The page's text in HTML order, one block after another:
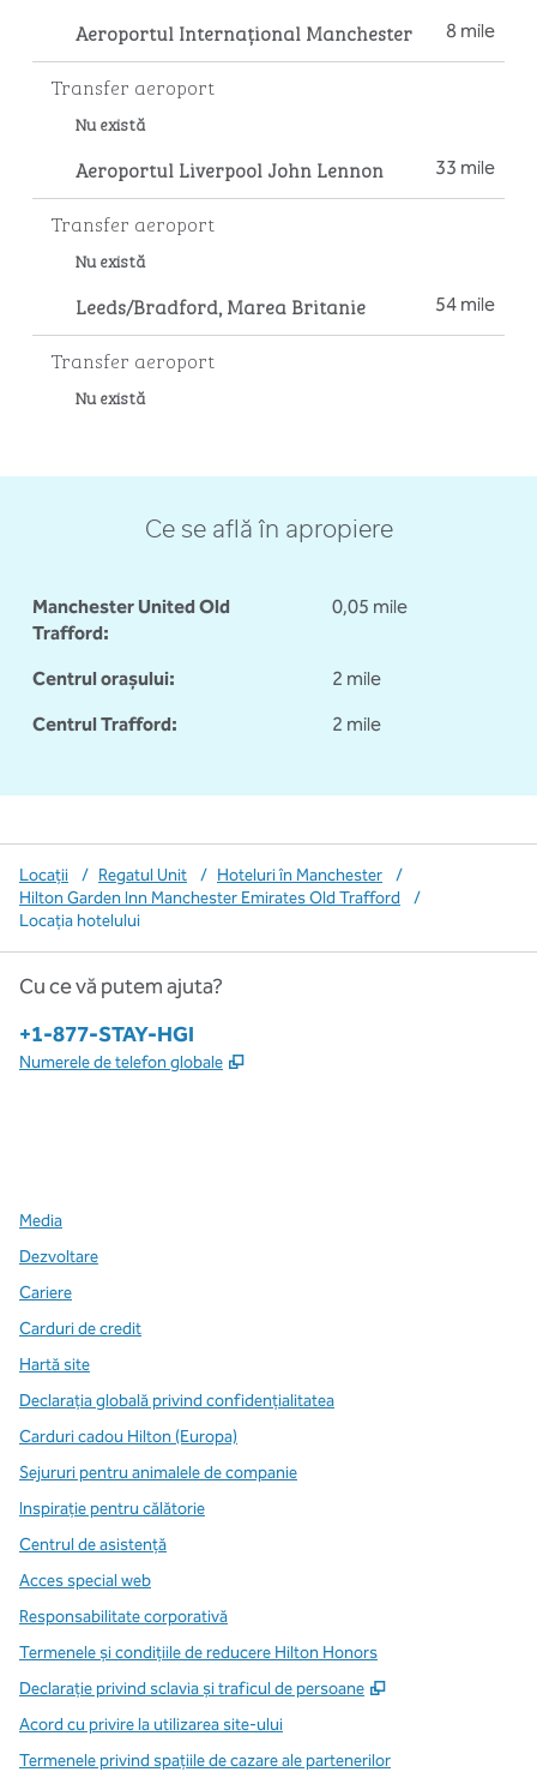
Aeroportul Internațional Manchester 8 mile
Transfer aeroport
Nu există
Aeroportul Liverpool John Lennon 33 mile
Transfer aeroport
Nu există
Leeds/Bradford, Marea Britanie 54 mile
Transfer aeroport
Nu există
Ce se află în apropiere
Manchester United Old
Trafford:
0,05 mile
Centrul orașului:
2 mile
Centrul Trafford:
2 mile
Locații / Regatul Unit / Hoteluri în Manchester
/
Hilton Garden Inn Manchester Emirates Old Trafford
/
Locația hotelului
Cu ce vă putem ajuta?
Telefon:
+1-877-STAY-HGI
Numerele de telefon globale ,
Media
Dezvoltare
Cariere
Carduri de credit
Hartă site
Declarația globală privind confidenţialitatea
Carduri cadou Hilton (Europa)
Sejururi pentru animalele de companie
Inspirație pentru călătorie
Centrul de asistență
Acces special web
Responsabilitate corporativă
Termenele și condițiile de reducere Hilton Honors
Declarație privind sclavia și traficul de persoane
,
Acord cu privire la utilizarea site-ului
Termenele privind spațiile de cazare ale partenerilor